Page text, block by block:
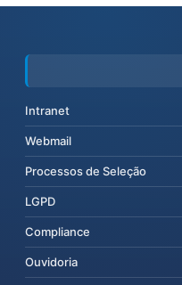
Intranet
Webmail
Processos de Seleção
LGPD
Compliance
Ouvidoria